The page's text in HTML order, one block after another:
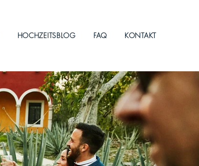
HOCHZEITSBLOG FAQ KONTAKT